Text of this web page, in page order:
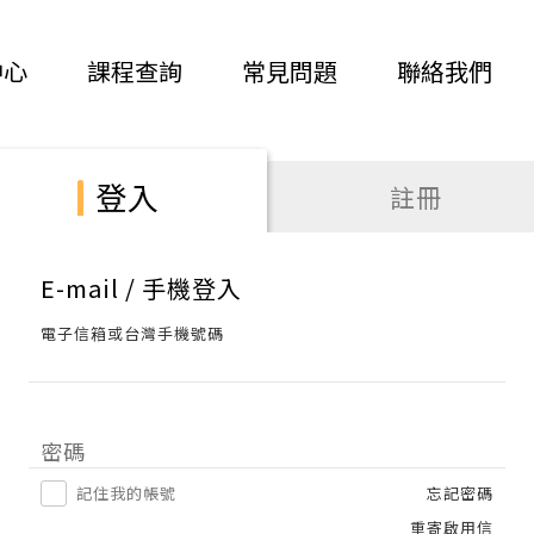
課程查詢 常見問題 聯絡我們
登入 註冊
E-mail / 手機登入
電子信箱或台灣手機號碼
密碼
記住我的帳號
忘記密碼
重寄啟用信